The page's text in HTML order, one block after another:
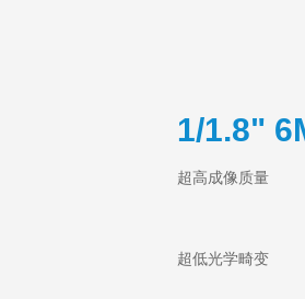
1/1.8"
超高成像质量
超低光学畸变